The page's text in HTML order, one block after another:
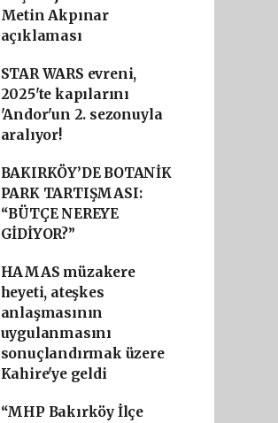
Metin Akpınar
açıklaması
STAR WARS evreni,
2025'te kapılarını
'Andor'un 2. sezonuyla
aralıyor!
BAKIRKÖY’DE BOTANİK
PARK TARTIŞMASI:
“BÜTÇE NEREYE
GİDİYOR?”
HAMAS müzakere
heyeti, ateşkes
anlaşmasının
uygulanmasını
sonuçlandırmak üzere
Kahire'ye geldi
“MHP Bakırköy İlçe